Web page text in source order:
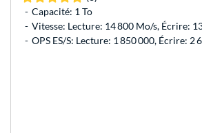
Capacité: 1 To
Vitesse: Lecture: 14 800 Mo/s, Écrire:
OPS ES/S: Lecture: 1 850 000, Écrire: 2